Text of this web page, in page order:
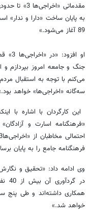
مقدماتی
89 آغاز می‌شود.»
او
جنگ و جامعه امروز بپردازم و
سه‌گانه «اخراجی‌ها» خواهد
«فرهنگنامه اسارت و
فرهنگنامه جامع را به پایان
در
خواهد شد.»